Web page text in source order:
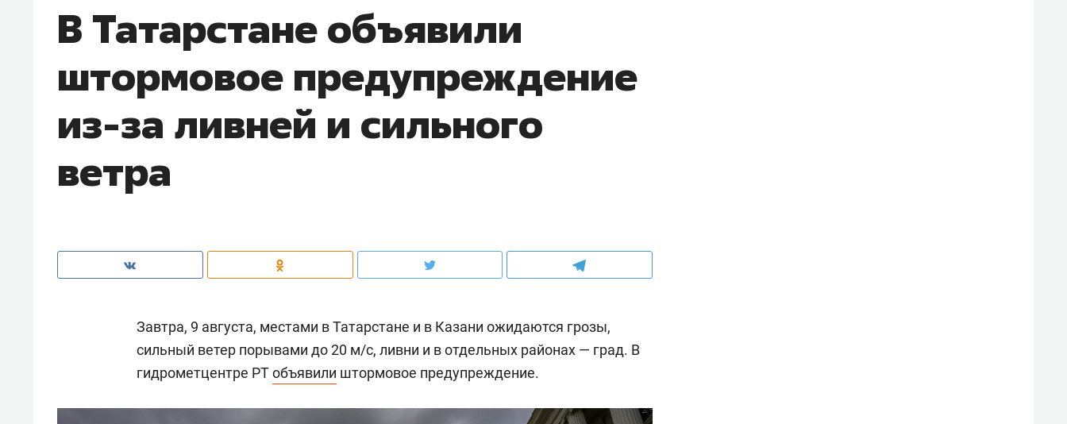
В Татарстане объявили
штормовое предупреждение
из-за ливней и сильного
ветра
Завтра, 9 августа, местами в Татарстане и в Казани ожидаются грозы,
сильный ветер порывами до 20 м/c, ливни и в отдельных районах — град. В
гидрометцентре РТобъявили штормовое предупреждение.